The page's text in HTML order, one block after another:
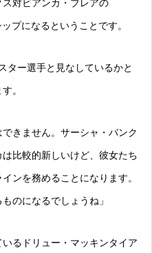
対ビアンカ・ブレアの
プになるということです。
ター選手と見なしているかと
。
きません。サーシャ・バンク
比較的新しいけど、彼女たち
ンを務めることになります。
のになるでしょうね」
るドリュー・マッキンタイア